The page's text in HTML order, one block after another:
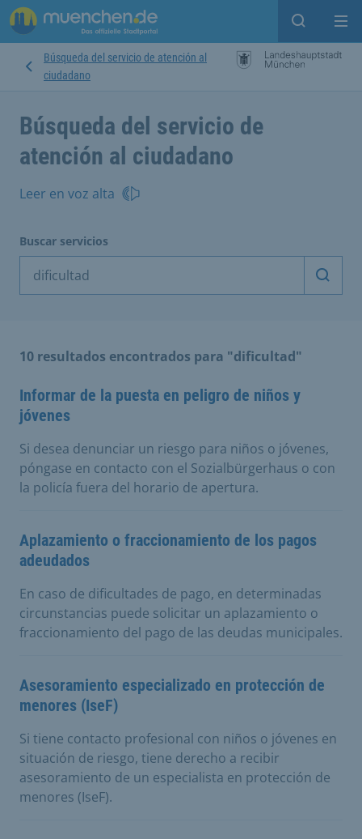
Open
Búsqueda del servicio de atención al
ciudadano
Búsqueda del servicio de
atención al ciudadano
Leer en voz alta
Buscar servicios
10 resultados encontrados para "dificultad"
Informar de la puesta en peligro de niños y
jóvenes
Si desea denunciar un riesgo para niños o jóvenes,
póngase en contacto con el Sozialbürgerhaus o con
la policía fuera del horario de apertura.
Aplazamiento o fraccionamiento de los pagos
adeudados
En caso de dificultades de pago, en determinadas
circunstancias puede solicitar un aplazamiento o
fraccionamiento del pago de las deudas municipales.
Asesoramiento especializado en protección de
menores (IseF)
Si tiene contacto profesional con niños o jóvenes en
situación de riesgo, tiene derecho a recibir
asesoramiento de un especialista en protección de
menores (IseF).